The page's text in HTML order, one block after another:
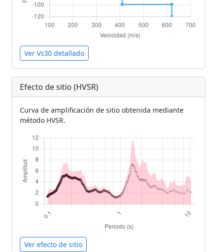
Ver Vs30 detallado
Efecto de sitio (HVSR)
Curva de amplificación de sitio obtenida mediante
método HVSR.
Ver efecto de sitio